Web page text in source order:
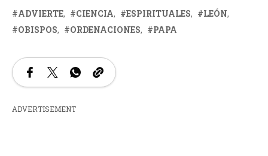
ADVIERTE CIENCIA ESPIRITUALES
LEÓN
OBISPOS
ORDENACIONES PAPA
ADVERTISEMENT